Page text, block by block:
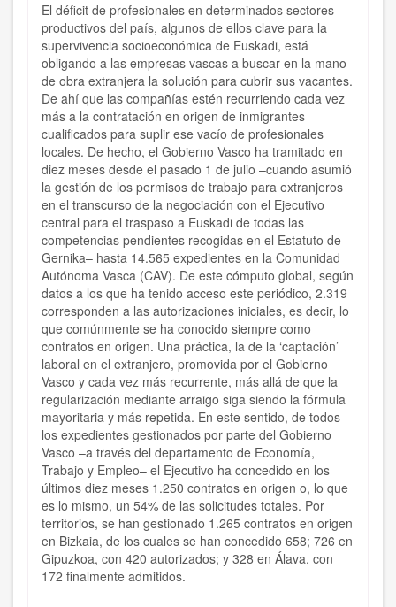
El déficit de profesionales en determinados sectores
productivos del país, algunos de ellos clave para la
supervivencia socioeconómica de Euskadi, está
obligando a las empresas vascas a buscar en la mano
de obra extranjera la solución para cubrir sus vacantes.
De ahí que las compañías estén recurriendo cada vez
más a la contratación en origen de inmigrantes
cualificados para suplir ese vacío de profesionales
locales. De hecho, el Gobierno Vasco ha tramitado en
diez meses desde el pasado 1 de julio –cuando asumió
la gestión de los permisos de trabajo para extranjeros
en el transcurso de la negociación con el Ejecutivo
central para el traspaso a Euskadi de todas las
competencias pendientes recogidas en el Estatuto de
Gernika– hasta 14.565 expedientes en la Comunidad
Autónoma Vasca (CAV). De este cómputo global, según
datos a los que ha tenido acceso este periódico, 2.319
corresponden a las autorizaciones iniciales, es decir, lo
que comúnmente se ha conocido siempre como
contratos en origen. Una práctica, la de la ‘captación’
laboral en el extranjero, promovida por el Gobierno
Vasco y cada vez más recurrente, más allá de que la
regularización mediante arraigo siga siendo la fórmula
mayoritaria y más repetida. En este sentido, de todos
los expedientes gestionados por parte del Gobierno
Vasco –a través del departamento de Economía,
Trabajo y Empleo– el Ejecutivo ha concedido en los
últimos diez meses 1.250 contratos en origen o, lo que
es lo mismo, un 54% de las solicitudes totales. Por
territorios, se han gestionado 1.265 contratos en origen
en Bizkaia, de los cuales se han concedido 658; 726 en
Gipuzkoa, con 420 autorizados; y 328 en Álava, con
172 finalmente admitidos.